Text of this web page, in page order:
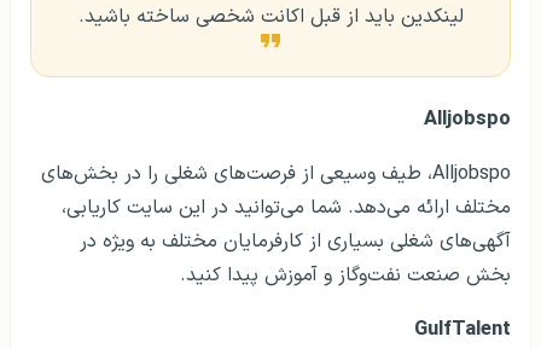
لینکدین باید از قبل اکانت شخصی ساخته باشید.
Alljobspo
Alljobspo، طیف وسیعی از فرصت‌های شغلی را در بخش‌های
مختلف ارائه می‌دهد. شما می‌توانید در این سایت کاریابی،
آگهی‌های شغلی بسیاری از کارفرمایان مختلف به ویژه در
بخش صنعت نفت‌وگاز و آموزش پیدا کنید.
GulfTalent